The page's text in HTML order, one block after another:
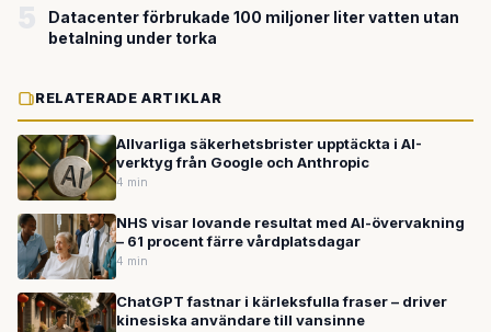
Datacenter förbrukade 100 miljoner liter vatten utan
betalning under torka
RELATERADE ARTIKLAR
Allvarliga säkerhetsbrister upptäckta i AI-
verktyg från Google och Anthropic
4 min
NHS visar lovande resultat med AI-övervakning
– 61 procent färre vårdplatsdagar
4 min
ChatGPT fastnar i kärleksfulla fraser – driver
kinesiska användare till vansinne